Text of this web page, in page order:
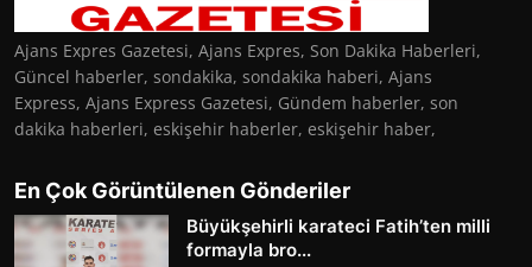
Ajans Expres Gazetesi, Ajans Expres, Son Dakika Haberleri,
Güncel haberler, sondakika, sondakika haberi, Ajans
Express, Ajans Express Gazetesi, Gündem haberler, son
dakika haberleri, eskişehir haberler, eskişehir haber,
En Çok Görüntülenen Gönderiler
Büyükşehirli karateci Fatih’ten milli
formayla bro...